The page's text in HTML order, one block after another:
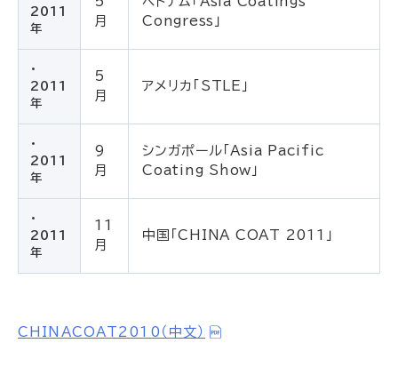
2011
年
月
Congress」
・
2011
年
5
月
アメリカ「STLE」
・
2011
年
9
月
シンガポール「Asia Pacific
Coating Show」
・
2011
年
11
月
中国「CHINA COAT 2011」
CHINACOAT2010（中文）